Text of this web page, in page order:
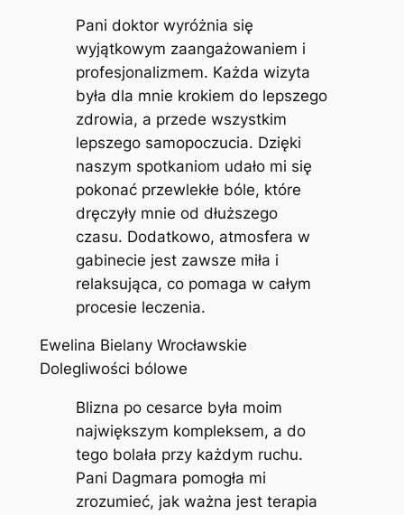
Pani doktor wyróżnia się
wyjątkowym zaangażowaniem i
profesjonalizmem. Każda wizyta
była dla mnie krokiem do lepszego
zdrowia, a przede wszystkim
lepszego samopoczucia. Dzięki
naszym spotkaniom udało mi się
pokonać przewlekłe bóle, które
dręczyły mnie od dłuższego
czasu. Dodatkowo, atmosfera w
gabinecie jest zawsze miła i
relaksująca, co pomaga w całym
procesie leczenia.
Ewelina Bielany Wrocławskie
Dolegliwości bólowe
Blizna po cesarce była moim
największym kompleksem, a do
tego bolała przy każdym ruchu.
Pani Dagmara pomogła mi
zrozumieć, jak ważna jest terapia